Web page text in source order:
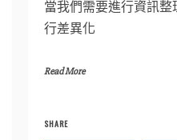
當我們需要進行資訊
行差異化
Read More
SHARE